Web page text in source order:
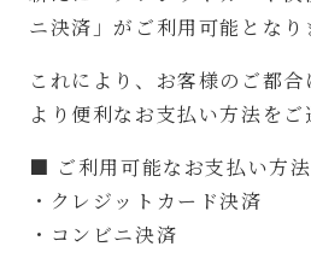
ニ決済」がご利用可能となり
これにより、お客様のご都合
より便利なお支払い方法をご
■ ご利用可能なお支払い方法
・クレジットカード決済
・コンビニ決済